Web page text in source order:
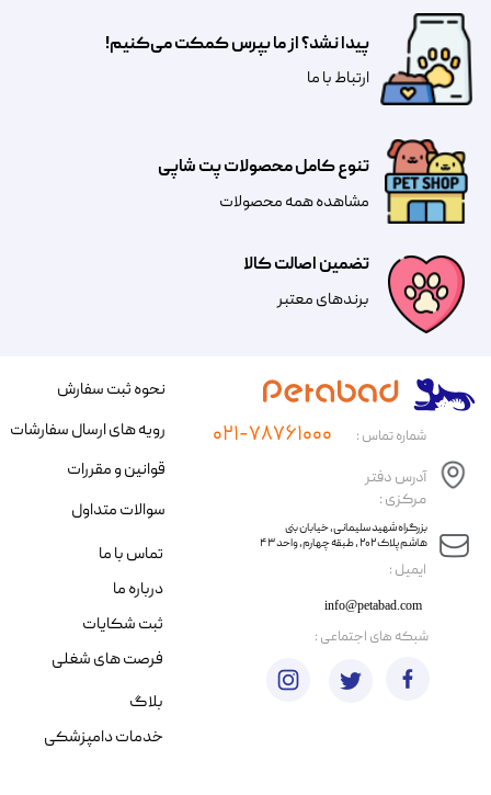
تضمین اصالت کالا
​​برندهای معتبر​​​​​​​
تنوع کامل محصولات پت شاپی
مشاهده همه محصولات
پیدا نشد؟ از ما بپرس کمکت می‌کنیم!
​​​ارتباط با ما
​ایمیل :
آدرس دفتر
مرکزی :
info@petabad.com
​​بزرگراه شهید سلیمانی، خیابان بنی
هاشم پلاک ۲۰۲ ، طبقه چهارم، واحد ۴۳
شماره تماس : ۰۲۱-۷۸۷۶۱۰۰۰
نحوه ثبت سفارش
رویه های ارسال سفارشات
قوانین و مقررات
سوالات متداول
تماس با ما
درباره ما
ثبت شکایات
فرصت های شغلی
​شبکه های اجتماعی :
بلاگ
خدمات دامپزشکی